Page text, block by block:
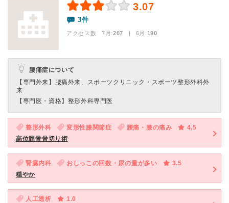
3.07
3件
アクセス数 7月:207 | 6月:190
腰痛症について
【専門外来】
腰痛外来、スポーツクリニック・スポーツ整形外科外
来
【専門医・資格】 整形外科専門医
整形外科 変形性膝関節症 腰痛・膝の痛み
4.5
高位脛骨骨切り術
腎臓内科 おしっこの回数・尿の量が多い
3.5
穏やか
人工透析
1.0